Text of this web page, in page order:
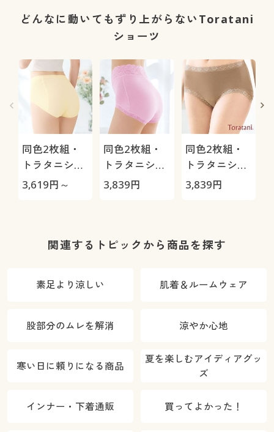
ット率97%以
気防止加工・
日本製)
どんなに動いてもずり上がらないToratani
ショーツ
同色2枚組・
トラタニショ
ーツ(ずり上が
タンダード)
3,619円～
同色2枚組・
トラタニショ
ーツ(ずり上が
イウエスト)
3,839円
同色2枚組・
トラタニショ
ーツ(ずり上が
丈浅め)
3,839円
関連するトピックから商品を探す
素足より涼しい 肌着＆ルームウェア
股部分のムレを解消 涼やか心地
寒い日に頼りになる商品
夏を楽しむアイディアグッ
ズ
インナー・下着通販 買ってよかった！